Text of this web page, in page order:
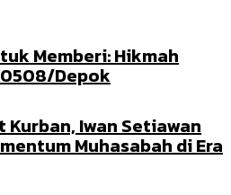
Memberi: Hikmah
Depok
Kurban, Iwan Setiawan
Muhasabah di Era